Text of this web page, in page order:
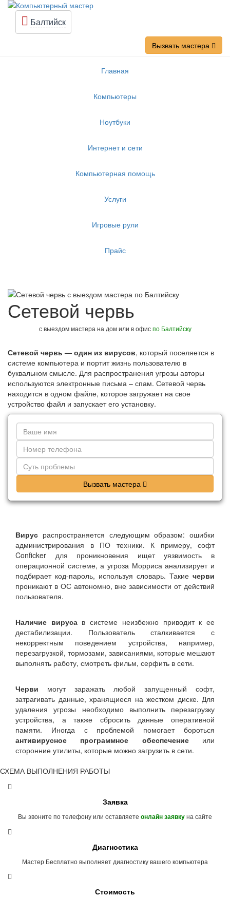
Балтийск
Вызвать мастера
Главная
Компьютеры
Ноутбуки
Интернет и сети
Компьютерная помощь
Услуги
Игровые рули
Прайс
Сетевой червь
с выездом мастера на дом или в офиспо Балтийску
Сетевой червь — один из вирусов, который поселяется в
системе компьютера и портит жизнь пользователю в
буквальном смысле. Для распространения угрозы авторы
используются электронные письма – спам. Сетевой червь
находится в одном файле, которое загружает на свое
устройство файл и запускает его установку.
Вызвать мастера
Вирус распространяется следующим образом: ошибки
администрирования в ПО техники. К примеру, софт
Conficker для проникновения ищет уязвимость в
операционной системе, а угроза Морриса анализирует и
подбирает код-пароль, используя словарь. Такие черви
проникают в ОС автономно, вне зависимости от действий
пользователя.
Наличие вирусав системе неизбежно приводит к ее
дестабилизации. Пользователь сталкивается с
некорректным поведением устройства, например,
перезагрузкой, тормозами, зависаниями, которые мешают
выполнять работу, смотреть фильм, серфить в сети.
Черви могут заражать любой запущенный софт,
затрагивать данные, хранящиеся на жестком диске. Для
удаления угрозы необходимо выполнить перезагрузку
устройства, а также сбросить данные оперативной
памяти. Иногда с проблемой помогает бороться
антивирусное программное обеспечениеили
сторонние утилиты, которые можно загрузить в сети.
СХЕМА ВЫПОЛНЕНИЯ РАБОТЫ
Заявка
Вы звоните по телефону или оставляете онлайн заявкуна сайте
Диагностика
Мастер Бесплатно выполняет диагностику вашего компьютера
Стоимость